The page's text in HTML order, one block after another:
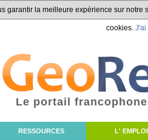
garantir la meilleure expérience sur
cookies. J'ai
RESSOURCES L' EMPLOI
Le portail